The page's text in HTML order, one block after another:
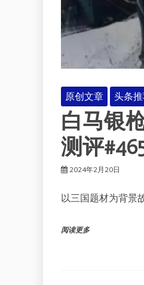
原创文章 头条
白马银
测评
2024年2月20日
以三国题材为背景
阅读更多